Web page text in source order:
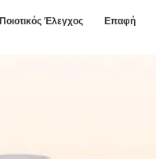
Ποιοτικός Έλεγχος Επαφή